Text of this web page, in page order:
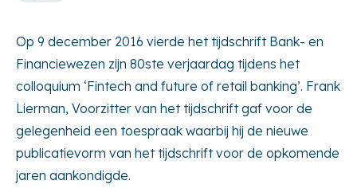
Op 9 december 2016 vierde het tijdschrift Bank- en
Financiewezen zijn 80ste verjaardag tijdens het
colloquium ‘Fintech and future of retail banking’. Frank
Lierman, Voorzitter van het tijdschrift gaf voor de
gelegenheid een toespraak waarbij hij de nieuwe
publicatievorm van het tijdschrift voor de opkomende
jaren aankondigde.